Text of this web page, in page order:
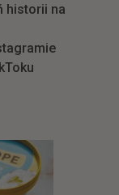
historii na